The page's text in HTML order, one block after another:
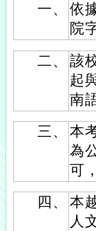
一、
依
院
二、
該
起
南
三、
本
為
可
四、
本
人